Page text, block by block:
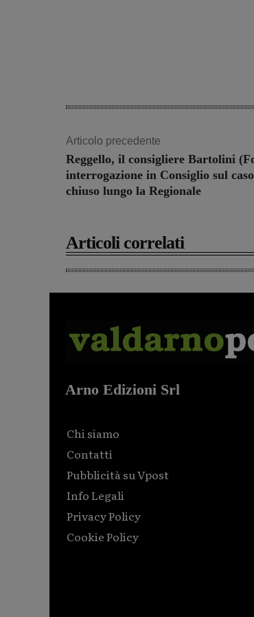
Articolo precedente
Reggello, il consigliere Bartolini
interrogazione in Consiglio sul
chiuso lungo la Regionale
Articoli correlati
Arno Edizioni Srl
Chi siamo
Contatti
Pubblicità su Vpost
Info Legali
Privacy Policy
Cookie Policy